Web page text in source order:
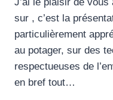
sur , c’est la
particulièrement
au potager, sur des
respectueuses de
en bref tout…